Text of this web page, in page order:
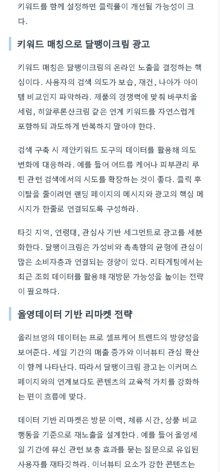
키워드를 함께 설정하면 클릭률이 개선될 가능성이 크
다.
키워드 매칭으로 달팽이크림 광고
키워드 매칭은 달팽이크림의 온라인 노출을 결정하는 핵
심이다. 사용자의 검색 의도가 보습, 재건, 나아가 아이
템 비교인지 파악하라. 제품의 경쟁력에 맞춰 바쿠치올
세럼, 히알루론산크림 같은 연계 키워드를 자연스럽게
포함하되 과도하게 반복하지 말아야 한다.
검색 구축 시 제안키워드 도구의 데이터를 활용해 의도
변화에 대응하라. 예를 들어 여드름 케어나 피부관리 루
틴 관련 검색에서의 시도를 확장하는 것이 좋다. 클릭 후
이탈을 줄이려면 랜딩 페이지의 메시지와 광고의 핵심 메
시지가 한줄로 연결되도록 구성하라.
타깃 지역, 연령대, 관심사 기반 세그먼트로 광고를 세분
화한다. 달팽이크림은 가성비와 촉촉함의 균형에 관심이
많은 소비자층과 연결되는 경향이 있다. 리타게팅에서는
최근 조회 데이터를 활용해 재방문 가능성을 높이는 전략
이 필요하다.
올영데이터 기반 리마켓 전략
올리브영의 데이터는 프로 셀프케어 트렌드의 방향성을
보여준다. 세일 기간의 매출 증가와 이너뷰티 관심 확산
이 함께 나타난다. 따라서 달팽이크림 광고는 이커머스
페이지와의 연계보다도 콘텐츠의 교육적 가치를 강화하
는 편이 흐름에 맞다.
데이터 기반 리마켓은 방문 이력, 체류 시간, 상품 비교
행동을 기준으로 재노출을 설계한다. 예를 들어 올영세
일 기간에 뮤신 관련 보충 효과를 묻는 질문으로 유입된
사용자를 재타깃하라. 이너뷰티 요소가 강한 콘텐츠는